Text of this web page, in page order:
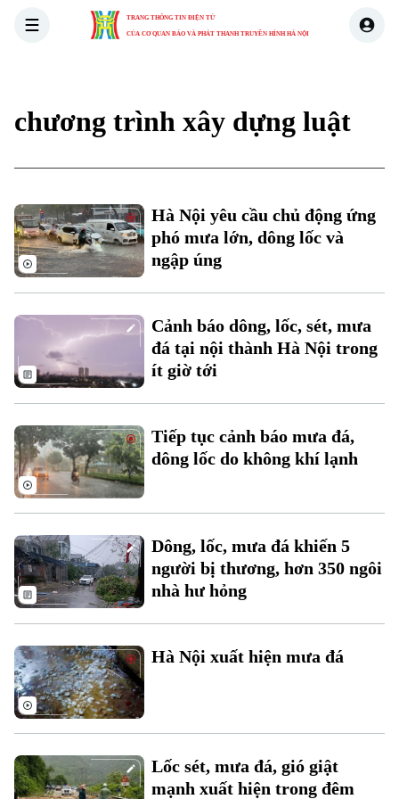
TRANG THÔNG TIN ĐIỆN TỬ
CỦA CƠ QUAN BÁO VÀ PHÁT THANH TRUYỀN HÌNH HÀ NỘI
Xu hướng
Chuyên mục
Hà Nội
Chính trị
An ninh trật tự
Công nghệ
Hà Nội
Nhịp sống Hà Nội
Người Hà Nội
Khoảnh khắc Hà Nội
Thế giới
Tin tức
Quân sự
Hồ sơ
Người Việt 4 phương
Kinh tế
Tin tức
Tài chính Ngân hàng
Doanh nghiệp
Nhà đất
Tin tức
Đầu tư
Đất đai
Tàu và Xe
Ô tô
Tàu
Xe máy
Giáo dục
Tuyển sinh
Tin tức
chương trình xây dựng luật
Hà Nội yêu cầu chủ động ứng
phó mưa lớn, dông lốc và
ngập úng
Cảnh báo dông, lốc, sét, mưa
đá tại nội thành Hà Nội trong
ít giờ tới
Tiếp tục cảnh báo mưa đá,
dông lốc do không khí lạnh
Dông, lốc, mưa đá khiến 5
người bị thương, hơn 350 ngôi
nhà hư hỏng
Hà Nội xuất hiện mưa đá
Lốc sét, mưa đá, gió giật
mạnh xuất hiện trong đêm